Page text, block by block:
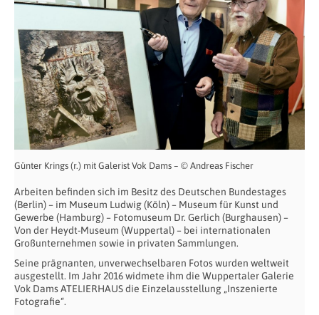
Günter Krings (r.) mit Galerist Vok Dams – © Andreas Fischer
Arbeiten befinden sich im Besitz des Deutschen Bundestages
(Berlin) – im Museum Ludwig (Köln) – Museum für Kunst und
Gewerbe (Hamburg) – Fotomuseum Dr. Gerlich (Burghausen) –
Von der Heydt-Museum (Wuppertal) – bei internationalen
Großunternehmen sowie in privaten Sammlungen.
Seine prägnanten, unverwechselbaren Fotos wurden weltweit
ausgestellt. Im Jahr 2016 widmete ihm die Wuppertaler Galerie
Vok Dams ATELIERHAUS die Einzelausstellung „Inszenierte
Fotografie“.